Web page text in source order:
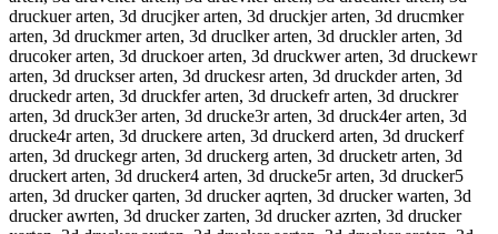
druckuer arten, 3d drucjker arten, 3d druckjer arten, 3d drucmker
arten, 3d druckmer arten, 3d druclker arten, 3d druckler arten, 3d
drucoker arten, 3d druckoer arten, 3d druckwer arten, 3d druckewr
arten, 3d druckser arten, 3d druckesr arten, 3d druckder arten, 3d
druckedr arten, 3d druckfer arten, 3d druckefr arten, 3d druckrer
arten, 3d druck3er arten, 3d drucke3r arten, 3d druck4er arten, 3d
drucke4r arten, 3d druckere arten, 3d druckerd arten, 3d druckerf
arten, 3d druckegr arten, 3d druckerg arten, 3d drucketr arten, 3d
druckert arten, 3d drucker4 arten, 3d drucke5r arten, 3d drucker5
arten, 3d drucker qarten, 3d drucker aqrten, 3d drucker warten, 3d
drucker awrten, 3d drucker zarten, 3d drucker azrten, 3d drucker